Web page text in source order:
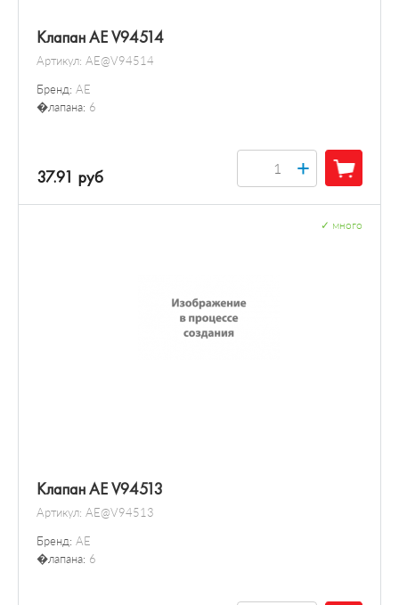
Клапан AE V94514
Артикул: AE@V94514
Бренд: AE
�лапана: 6
37.91 руб +
Клапан AE V94513
Артикул: AE@V94513
Бренд: AE
�лапана: 6
много